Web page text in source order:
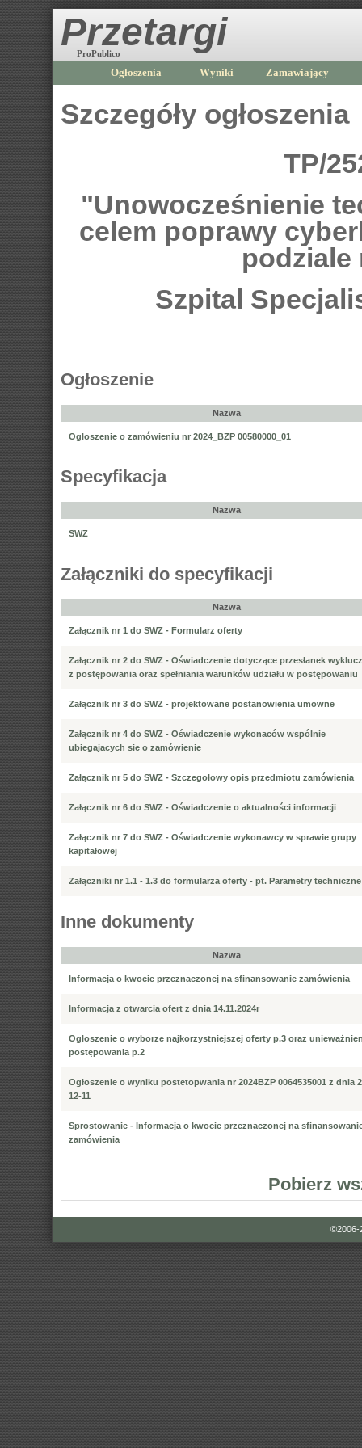
Przetargi
ProPublico
Ogłoszenia Wyniki Zamawiający
Szczegóły ogłoszenia
TP/
"Unowocześnienie
celem poprawy
podziale
Szpital
Ogłoszenie
Nazwa
Ogłoszenie o zamówieniu nr 2024_BZP 00580000_01
Specyfikacja
Nazwa
SWZ
Załączniki do specyfikacji
Nazwa
Załącznik nr 1 do SWZ - Formularz oferty
Załącznik nr 2 do SWZ - Oświadczenie dotyczące przesłanek
z postępowania oraz spełniania warunków udziału w postępowaniu
Załącznik nr 3 do SWZ - projektowane postanowienia umowne
Załącznik nr 4 do SWZ - Oświadczenie wykonaców wspólnie
ubiegajacych sie o zamówienie
Załącznik nr 5 do SWZ - Szczegołowy opis przedmiotu zamówienia
Załącznik nr 6 do SWZ - Oświadczenie o aktualności informacji
Załącznik nr 7 do SWZ - Oświadczenie wykonawcy w sprawie grupy
kapitałowej
Załączniki nr 1.1 - 1.3 do formularza oferty - pt. Parametry techniczne
Inne dokumenty
Nazwa
Informacja o kwocie przeznaczonej na sfinansowanie zamówienia
Informacja z otwarcia ofert z dnia 14.11.2024r
Ogłoszenie o wyborze najkorzystniejszej oferty p.3 oraz
postępowania p.2
Ogłoszenie o wyniku postetopwania nr 2024BZP 0064535001 z dnia
12-11
Sprostowanie - Informacja o kwocie przeznaczonej na
zamówienia
Pobierz
©2006-